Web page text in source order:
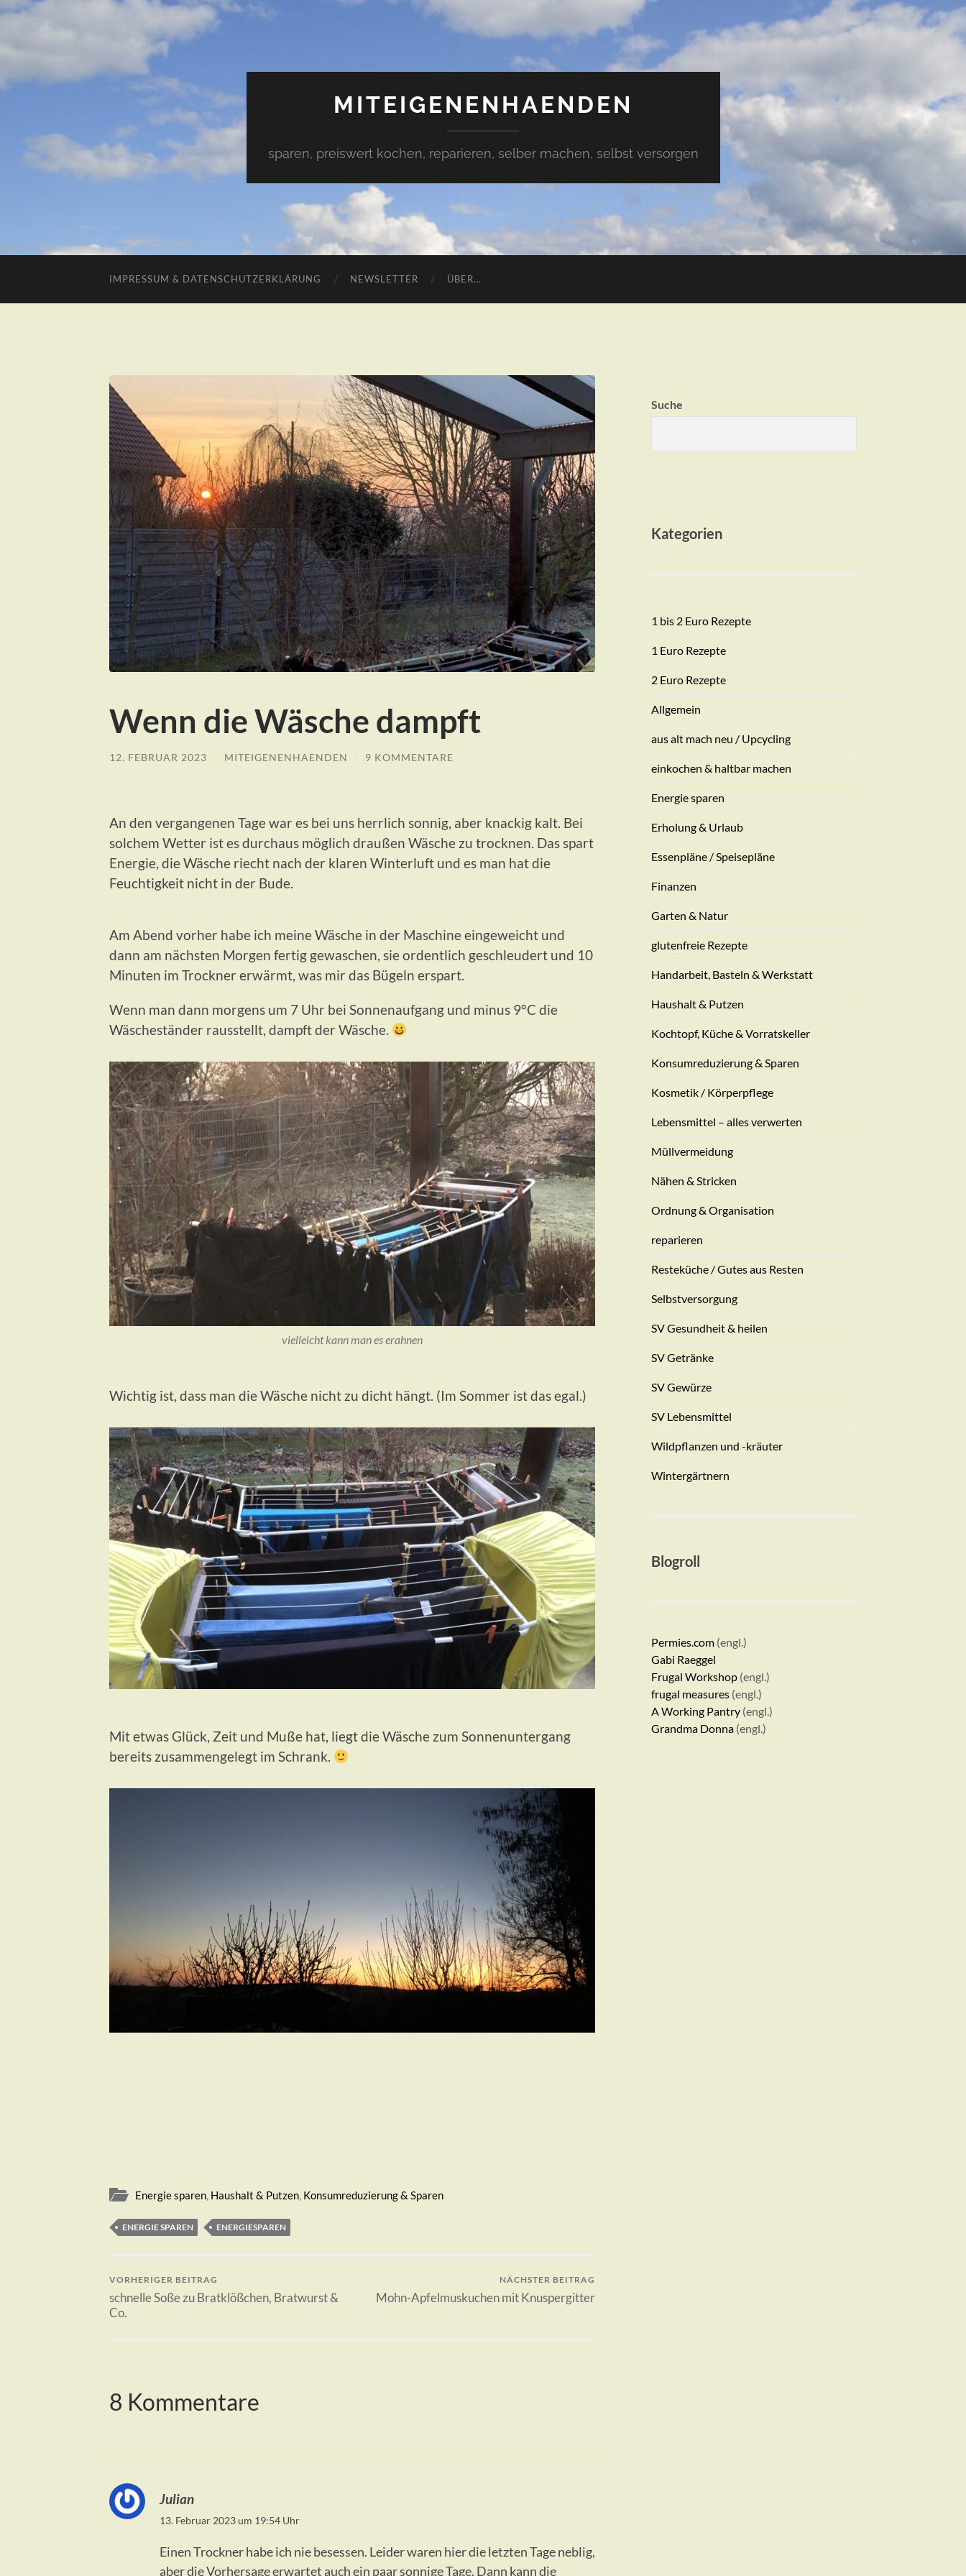
MITEIGENENHAENDEN
sparen, preiswert kochen, reparieren, selber machen, selbst versorgen
IMPRESSUM & DATENSCHUTZERKLÄRUNG NEWSLETTER ÜBER…
Wenn die Wäsche dampft
12. FEBRUAR 2023 MITEIGENENHAENDEN 9 KOMMENTARE
An den vergangenen Tage war es bei uns herrlich sonnig, aber knackig kalt. Bei
solchem Wetter ist es durchaus möglich draußen Wäsche zu trocknen. Das spart
Energie, die Wäsche riecht nach der klaren Winterluft und es man hat die
Feuchtigkeit nicht in der Bude.
Am Abend vorher habe ich meine Wäsche in der Maschine eingeweicht und
dann am nächsten Morgen fertig gewaschen, sie ordentlich geschleudert und 10
Minuten im Trockner erwärmt, was mir das Bügeln erspart.
Wenn man dann morgens um 7 Uhr bei Sonnenaufgang und minus 9°C die
Wäscheständer rausstellt, dampft der Wäsche.
vielleicht kann man es erahnen
Wichtig ist, dass man die Wäsche nicht zu dicht hängt. (Im Sommer ist das egal.)
Mit etwas Glück, Zeit und Muße hat, liegt die Wäsche zum Sonnenuntergang
bereits zusammengelegt im Schrank.
Energie sparen, Haushalt & Putzen, Konsumreduzierung & Sparen
ENERGIE SPAREN ENERGIESPAREN
VORHERIGER BEITRAG
schnelle Soße zu Bratklößchen, Bratwurst &
Co.
NÄCHSTER BEITRAG
Mohn-Apfelmuskuchen mit Knuspergitter
8 Kommentare
Julian
13. Februar 2023 um 19:54 Uhr
Einen Trockner habe ich nie besessen. Leider waren hier die letzten Tage neblig,
aber die Vorhersage erwartet auch ein paar sonnige Tage. Dann kann die
Suche
Kategorien
1 bis 2 Euro Rezepte
1 Euro Rezepte
2 Euro Rezepte
Allgemein
aus alt mach neu / Upcycling
einkochen & haltbar machen
Energie sparen
Erholung & Urlaub
Essenpläne / Speisepläne
Finanzen
Garten & Natur
glutenfreie Rezepte
Handarbeit, Basteln & Werkstatt
Haushalt & Putzen
Kochtopf, Küche & Vorratskeller
Konsumreduzierung & Sparen
Kosmetik / Körperpflege
Lebensmittel – alles verwerten
Müllvermeidung
Nähen & Stricken
Ordnung & Organisation
reparieren
Resteküche / Gutes aus Resten
Selbstversorgung
SV Gesundheit & heilen
SV Getränke
SV Gewürze
SV Lebensmittel
Wildpflanzen und -kräuter
Wintergärtnern
Blogroll
Permies.com (engl.)
Gabi Raeggel
Frugal Workshop (engl.)
frugal measures (engl.)
A Working Pantry (engl.)
Grandma Donna (engl.)